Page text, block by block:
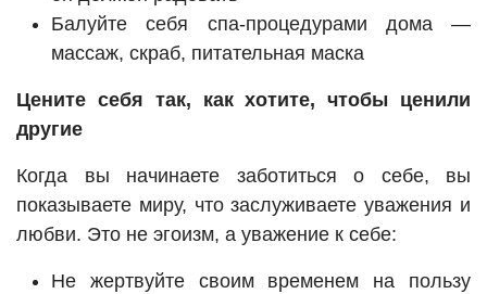
Балуйте себя спа-процедурами дома —
массаж, скраб, питательная маска
Цените себя так, как хотите, чтобы ценили
другие
Когда вы начинаете заботиться о себе, вы
показываете миру, что заслуживаете уважения и
любви. Это не эгоизм, а уважение к себе:
Не жертвуйте своим временем на пользу